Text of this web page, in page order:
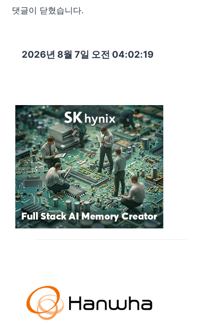
댓글이 닫혔습니다.
2026년 8월 7일 오전 04:02:20